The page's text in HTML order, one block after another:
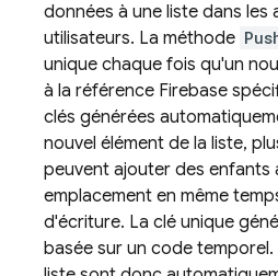
données à une liste dans les
utilisateurs. La méthode
unique chaque fois qu'un
à la référence Firebase
clés générées
nouvel élément de la liste,
peuvent ajouter des enfants
emplacement en même
d'écriture. La clé unique
basée sur un code temporel.